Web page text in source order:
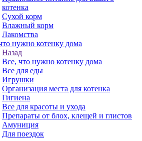
котенка
Сухой корм
Влажный корм
Лакомства
нужно котенку дома
Назад
Все, что нужно котенку дома
Все для еды
Игрушки
Организация места для котенка
Гигиена
Все для красоты и ухода
Препараты от блох, клещей и глистов
Амуниция
Для поездок